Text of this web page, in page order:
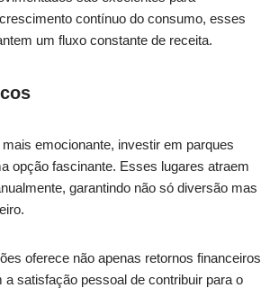
contínuo do consumo, esses
um fluxo constante de receita.
emocionante, investir em parques
opção fascinante. Esses lugares atraem
garantindo não só diversão mas
oferece não apenas retornos financeiros
satisfação pessoal de contribuir para o